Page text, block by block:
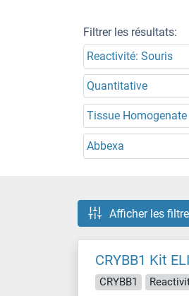
Filtrer les résultats:
Reactivité: Souris
Quantitative
Tissue Homogenate
Abbexa
Afficher les
CRYBB1 Kit
CRYBB1